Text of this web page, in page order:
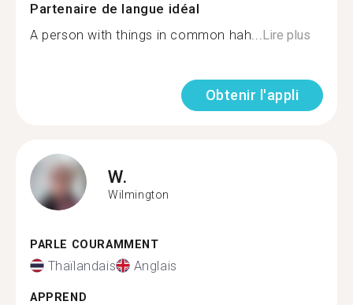
Partenaire de langue idéal
A person with things in common hah...Lire plus
Obtenir l'appli
W.
Wilmington
PARLE COURAMMENT
Thaïlandais Anglais
APPREND